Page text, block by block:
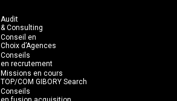
Audit
& Consulting
Conseil en
Choix d’Agences
Conseils
en recrutement
Missions en cours
TOP/COM GIBORY Search
Conseils